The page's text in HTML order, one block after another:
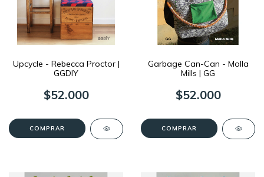
Upcycle - Rebecca Proctor |
GGDIY
$52.000
Garbage Can-Can - Molla
Mills | GG
$52.000